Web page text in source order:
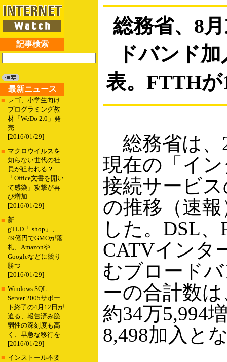
記事検索
最新ニュース
■ レゴ、小学生向け
プログラミング教
材「WeDo 2.0」発
売
[2016/01/29]
■ マクロウイルスを
知らない世代の社
員が狙われる？
「Office文書を開い
て感染」攻撃が再
び増加
[2016/01/29]
■ 新
gTLD「.shop」、
49億円でGMOが落
札、Amazonや
Googleなどに競り
勝つ
[2016/01/29]
■ Windows SQL
Server 2005サポー
ト終了の4月12日が
迫る、報告済み脆
弱性の深刻度も高
く、早急な移行を
[2016/01/29]
■ インストール不要
総務省、8
ドバンド
表。FTTHが
総務省は、
現在の「イ
接続サービ
の推移（速
した。DSL、
CATVインタ
むブロード
ーの合計数
約34万5,994
8,498加入と